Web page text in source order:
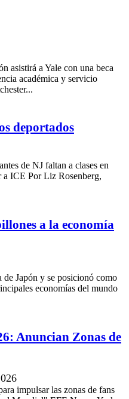
asistirá a Yale con una beca
académica y servicio
deportados
de NJ faltan a clases en
a ICE Por Liz Rosenberg,
a la economía
Japón y se posicionó como
economías del mundo
Anuncian Zonas de
impulsar las zonas de fans